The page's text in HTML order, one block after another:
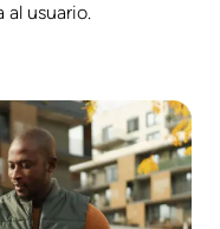
usuario.